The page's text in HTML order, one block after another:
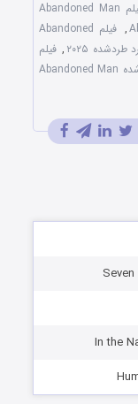
دوبله فارسی فیلم Abandoned Man
,
فیلم Abandoned
۲۰۲۵ , فیلم
نسخه سانسور شده Abandoned Man